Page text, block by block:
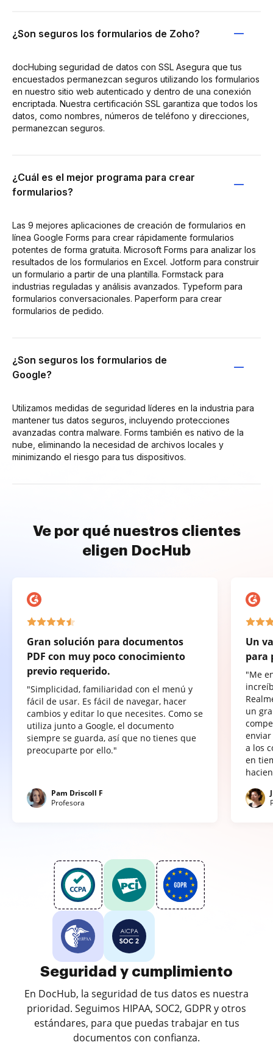
¿Son seguros los formularios de Zoho?
docHubing seguridad de datos con SSL Asegura que tus
encuestados permanezcan seguros utilizando los formularios
en nuestro sitio web autenticado y dentro de una conexión
encriptada. Nuestra certificación SSL garantiza que todos los
datos, como nombres, números de teléfono y direcciones,
permanezcan seguros.
¿Cuál es el mejor programa para crear
formularios?
Las 9 mejores aplicaciones de creación de formularios en
línea Google Forms para crear rápidamente formularios
potentes de forma gratuita. Microsoft Forms para analizar los
resultados de los formularios en Excel. Jotform para construir
un formulario a partir de una plantilla. Formstack para
industrias reguladas y análisis avanzados. Typeform para
formularios conversacionales. Paperform para crear
formularios de pedido.
¿Son seguros los formularios de
Google?
Utilizamos medidas de seguridad líderes en la industria para
mantener tus datos seguros, incluyendo protecciones
avanzadas contra malware. Forms también es nativo de la
nube, eliminando la necesidad de archivos locales y
minimizando el riesgo para tus dispositivos.
Ve por qué nuestros clientes
eligen DocHub
Gran solución para documentos
PDF con muy poco conocimiento
previo requerido.
"Simplicidad, familiaridad con el menú y
fácil de usar. Es fácil de navegar, hacer
cambios y editar lo que necesites. Como se
utiliza junto a Google, el documento
siempre se guarda, así que no tienes que
preocuparte por ello."
Pam Driscoll F
Profesora
Un
para
"Me
un
a los
en
Seguridad y cumplimiento
En DocHub, la seguridad de tus datos es nuestra
prioridad. Seguimos HIPAA, SOC2, GDPR y otros
estándares, para que puedas trabajar en tus
documentos con confianza.